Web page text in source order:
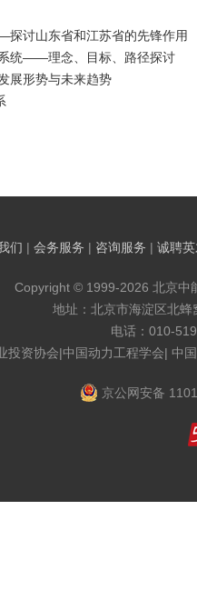
讨山东省和江苏省的先锋作用
统——理念、目标、路径探讨
展形势与未来趋势
们 | 会务服务 | 咨询服务 | 诚聘
Copyright © 1999-2026 北京中
地址：北京市海淀区北
电话：010-
投资协会|中国动力工程学会| 中
京公网安备